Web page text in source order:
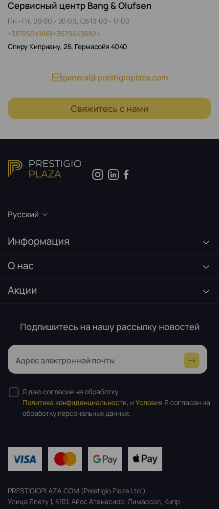
Сервисный центр Bang & Olufsen
Пн - Пт, 09:00 - 20:00, Сб 10:00 - 17:00
+35725041661+35796436824
Спиру Киприану, 26, Гермасойя 4040
general@prestigioplaza.com
Свяжитесь с нами
Русский
Информация
О нас
Акции
Подпишитесь на нашу рассылку новостей
Адрес электронной почты
Я даю согласие на обработку
Политика конфиденциальности, и Условия Я согласен на
обработку персональных данных.
PRESTIGIOPLAZA.COM (Prestigio Plaza Ltd.)
Улица Япету 1, 4101, Айос Атанасиос, Лимассол, Кипр